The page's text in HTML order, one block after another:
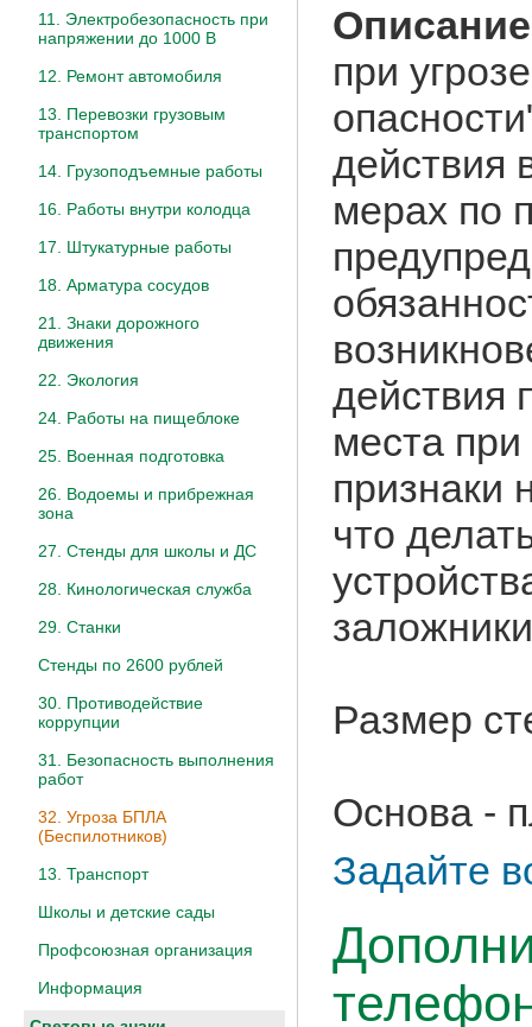
11. Электробезопасность при
напряжении до 1000 В
12. Ремонт автомобиля
13. Перевозки грузовым
транспортом
14. Грузоподъемные работы
16. Работы внутри колодца
17. Штукатурные работы
18. Арматура сосудов
21. Знаки дорожного
движения
22. Экология
24. Работы на пищеблоке
25. Военная подготовка
26. Водоемы и прибрежная
зона
27. Стенды для школы и ДС
28. Кинологическая служба
29. Станки
Стенды по 2600 рублей
30. Противодействие
коррупции
31. Безопасность выполнения
работ
32. Угроза БПЛА
(Беспилотников)
13. Транспорт
Школы и детские сады
Профсоюзная организация
Информация
при
действия
мерах по
действия
места при
признаки
что
Размер
Основа -
Задайте